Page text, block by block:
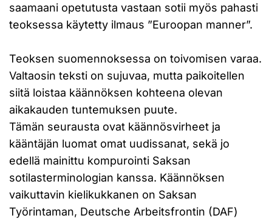
saamaani opetutusta vastaan sotii myös pahasti
teoksessa käytetty ilmaus ”Euroopan manner”.
Teoksen suomennoksessa on toivomisen varaa.
Valtaosin teksti on sujuvaa, mutta paikoitellen
siitä loistaa käännöksen kohteena olevan
aikakauden tuntemuksen puute.
Tämän seurausta ovat käännösvirheet ja
kääntäjän luomat omat uudissanat, sekä jo
edellä mainittu kompurointi Saksan
sotilasterminologian kanssa. Käännöksen
vaikuttavin kielikukkanen on Saksan
Työrintaman, Deutsche Arbeitsfrontin (DAF)